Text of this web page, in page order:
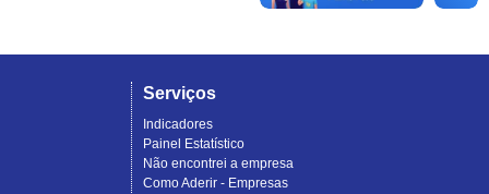
Serviços
Indicadores
Painel Estatístico
Não encontrei a empresa
Como Aderir - Empresas